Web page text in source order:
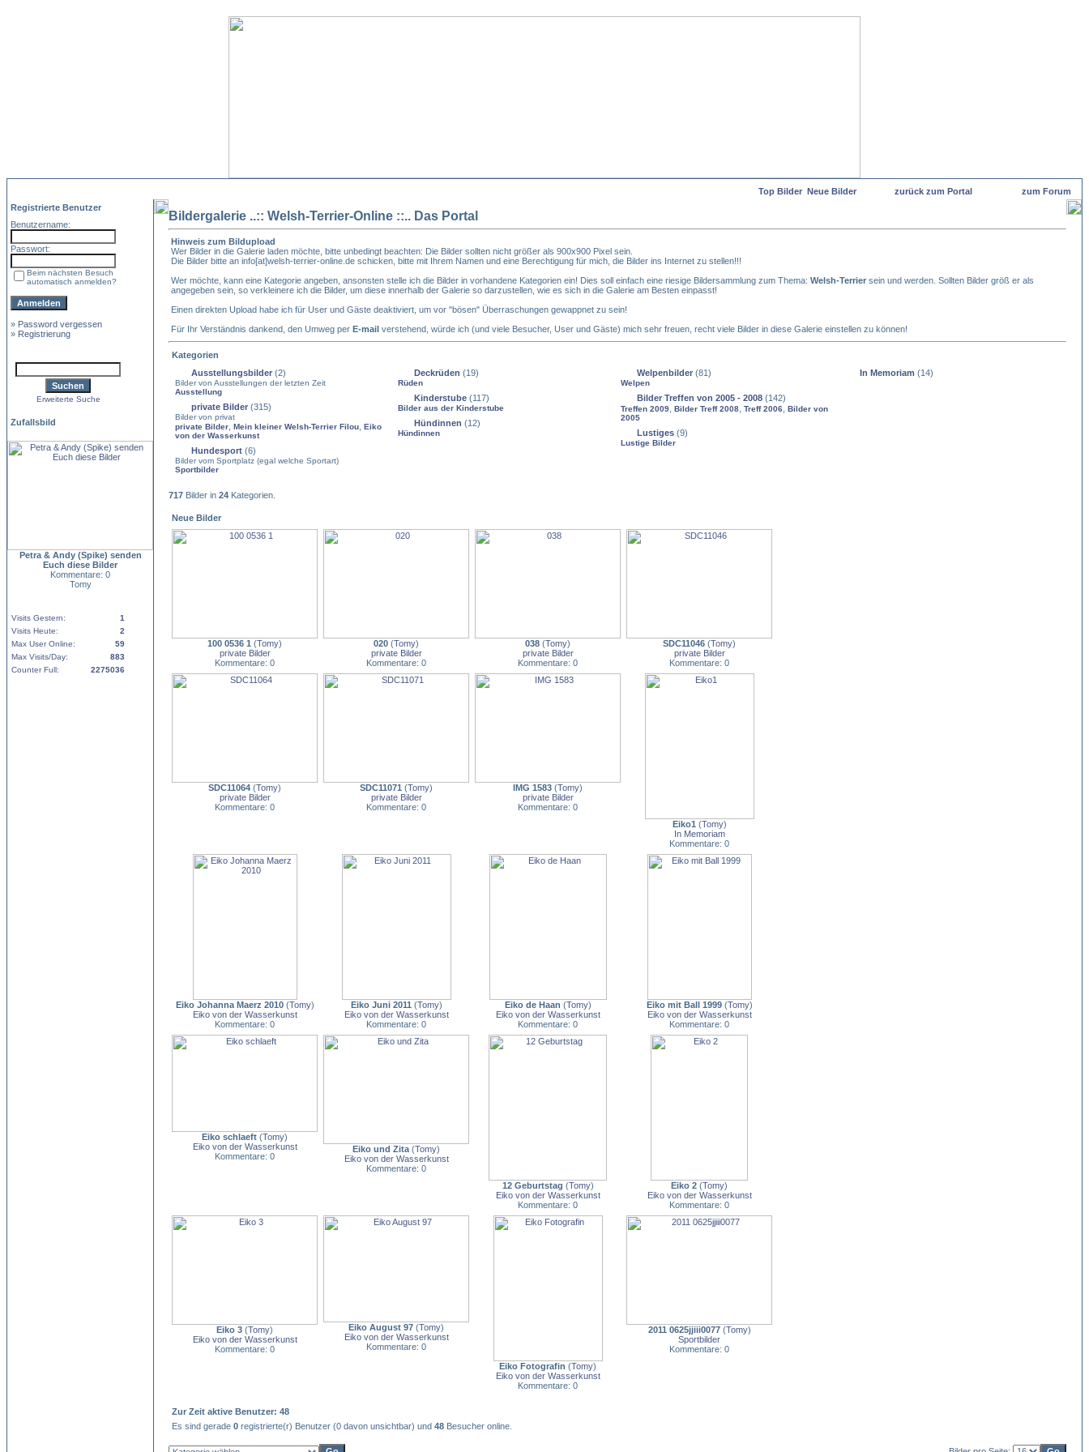
Top Bilder Neue Bilder zurück zum Portal
zum Forum
Registrierte Benutzer
Benutzername:
Passwort:
Beim nächsten Besuch
automatisch anmelden?
» Password vergessen
» Registrierung
Erweiterte Suche
Zufallsbild
Petra & Andy (Spike) senden
Euch diese Bilder
Kommentare: 0
Tomy
Visits Gestern:
1
Visits Heute:
2
Max User Online:
59
Max Visits/Day:
883
Counter Full:
2275036
Bildergalerie ..:: Welsh-Terrier-Online ::.. Das Portal
Hinweis zum Bildupload
Wer Bilder in die Galerie laden möchte, bitte unbedingt beachten: Die Bilder sollten nicht größer als 900x900 Pixel sein.
Die Bilder bitte an info[at]welsh-terrier-online.de schicken, bitte mit Ihrem Namen und eine Berechtigung für mich, die Bilder ins Internet zu stellen!!!
Wer möchte, kann eine Kategorie angeben, ansonsten stelle ich die Bilder in vorhandene Kategorien ein! Dies soll einfach eine riesige Bildersammlung zum Thema: Welsh-Terrier sein und werden. Sollten Bilder größ er als
angegeben sein, so verkleinere ich die Bilder, um diese innerhalb der Galerie so darzustellen, wie es sich in die Galerie am Besten einpasst!
Einen direkten Upload habe ich für User und Gäste deaktiviert, um vor "bösen" Überraschungen gewappnet zu sein!
Für Ihr Verständnis dankend, den Umweg per E-mail verstehend, würde ich (und viele Besucher, User und Gäste) mich sehr freuen, recht viele Bilder in diese Galerie einstellen zu können!
Kategorien
Ausstellungsbilder (2)
Bilder von Ausstellungen der letzten Zeit
Ausstellung
private Bilder (315)
Bilder von privat
private Bilder Mein kleiner Welsh-Terrier Filou Eiko
von der Wasserkunst
Hundesport (6)
Bilder vom Sportplatz (egal welche Sportart)
Sportbilder
Deckrüden (19)
Rüden
Kinderstube (117)
Bilder aus der Kinderstube
Hündinnen (12)
Hündinnen
Welpenbilder (81)
Welpen
Bilder Treffen von 2005 - 2008 (142)
Treffen 2009 Bilder Treff 2008 Treff 2006 Bilder von
2005
Lustiges (9)
Lustige Bilder
In Memoriam (14)
717 Bilder in 24 Kategorien.
Neue Bilder
100 0536 1 (Tomy)
private Bilder
Kommentare: 0
020 (Tomy)
private Bilder
Kommentare: 0
038 (Tomy)
private Bilder
Kommentare: 0
SDC11046 (Tomy)
private Bilder
Kommentare: 0
SDC11064 (Tomy)
private Bilder
Kommentare: 0
SDC11071 (Tomy)
private Bilder
Kommentare: 0
IMG 1583 (Tomy)
private Bilder
Kommentare: 0
Eiko1 (Tomy)
In Memoriam
Kommentare: 0
Eiko Johanna Maerz 2010(Tomy)
Eiko von der Wasserkunst
Kommentare: 0
Eiko Juni 2011 (Tomy)
Eiko von der Wasserkunst
Kommentare: 0
Eiko de Haan (Tomy)
Eiko von der Wasserkunst
Kommentare: 0
Eiko mit Ball 1999(Tomy)
Eiko von der Wasserkunst
Kommentare: 0
Eiko schlaeft (Tomy)
Eiko von der Wasserkunst
Kommentare: 0
Eiko und Zita (Tomy)
Eiko von der Wasserkunst
Kommentare: 0
12 Geburtstag (Tomy)
Eiko von der Wasserkunst
Kommentare: 0
Eiko 2 (Tomy)
Eiko von der Wasserkunst
Kommentare: 0
Eiko 3 (Tomy)
Eiko von der Wasserkunst
Kommentare: 0
Eiko August 97 (Tomy)
Eiko von der Wasserkunst
Kommentare: 0
Eiko Fotografin (Tomy)
Eiko von der Wasserkunst
Kommentare: 0
2011 0625jjiii0077(Tomy)
Sportbilder
Kommentare: 0
Zur Zeit aktive Benutzer: 48
Es sind gerade 0 registrierte(r) Benutzer (0 davon unsichtbar) und 48 Besucher online.